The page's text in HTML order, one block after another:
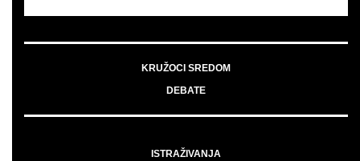
KRUŽOCI SREDOM
DEBATE
ISTRAŽIVANJA